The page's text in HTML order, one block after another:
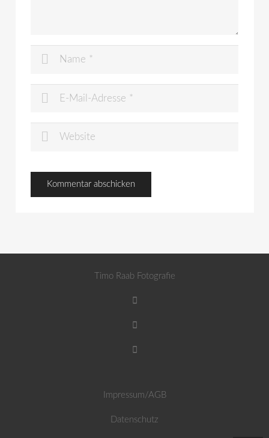
Timo Raab Fotografie
Impressum/AGB
Datenschutz